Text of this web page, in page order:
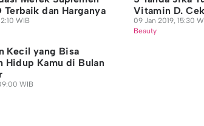
dan Harganya
WIB
Vitamin D.
09 Jan 2019, 15:30
Beauty
Kecil yang Bisa
Hidup Kamu di Bulan
WIB